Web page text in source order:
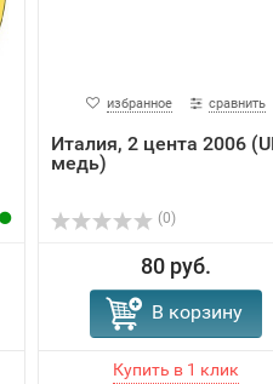
избранное сравнить
Италия, 2 цента 2006
медь)
(0)
80 руб.
В корзину